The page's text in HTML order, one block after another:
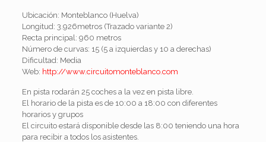
Ubicación: Monteblanco (Huelva)
Longitud: 3.926metros (Trazado variante 2)
Recta principal: 960 metros
Número de curvas: 15 (5 a izquierdas y 10 a derechas)
Dificultad: Media
Web: http://www.circuitomonteblanco.com
En pista rodarán 25 coches a la vez en pista libre.
El horario de la pista es de 10:00 a 18:00 con diferentes
horarios y grupos
El circuito estará disponible desde las 8:00 teniendo una hora
para recibir a todos los asistentes.